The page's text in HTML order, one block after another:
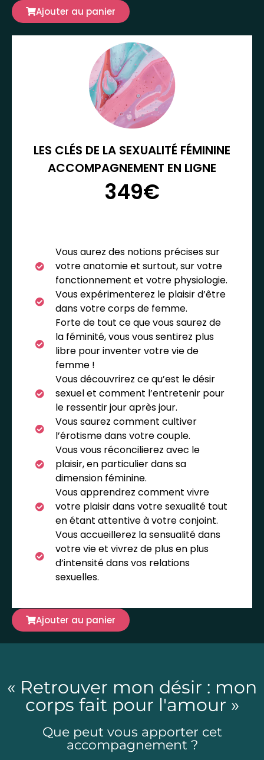
Ajouter au panier
LES CLÉS DE LA SEXUALITÉ FÉMININE
ACCOMPAGNEMENT EN LIGNE
349€
Vous aurez des notions précises sur
votre anatomie et surtout, sur votre
fonctionnement et votre physiologie.
Vous expérimenterez le plaisir d’être
dans votre corps de femme.
Forte de tout ce que vous saurez de
la féminité, vous vous sentirez plus
libre pour inventer votre vie de
femme !
Vous découvrirez ce qu’est le désir
sexuel et comment l’entretenir pour
le ressentir jour après jour.
Vous saurez comment cultiver
l’érotisme dans votre couple.
Vous vous réconcilierez avec le
plaisir, en particulier dans sa
dimension féminine.
Vous apprendrez comment vivre
votre plaisir dans votre sexualité tout
en étant attentive à votre conjoint.
Vous accueillerez la sensualité dans
votre vie et vivrez de plus en plus
d’intensité dans vos relations
sexuelles.
Ajouter au panier
« Retrouver mon désir : mon
corps fait pour l'amour »
Que peut vous apporter cet
accompagnement ?